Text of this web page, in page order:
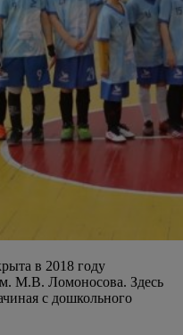
в 2018 году
М.В. Ломоносова. Здесь
с дошкольного